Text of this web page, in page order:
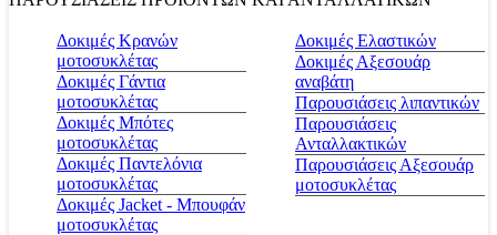
Δοκιμές Κρανών
μοτοσυκλέτας
Δοκιμές Γάντια
μοτοσυκλέτας
Δοκιμές Μπότες
μοτοσυκλέτας
Δοκιμές Παντελόνια
μοτοσυκλέτας
Δοκιμές Jacket - Μπουφάν
μοτοσυκλέτας
Δοκιμές Ελαστικών
Δοκιμές Αξεσουάρ
αναβάτη
Παρουσιάσεις λιπαντικών
Παρουσιάσεις
Ανταλλακτικών
Παρουσιάσεις Αξεσουάρ
μοτοσυκλέτας